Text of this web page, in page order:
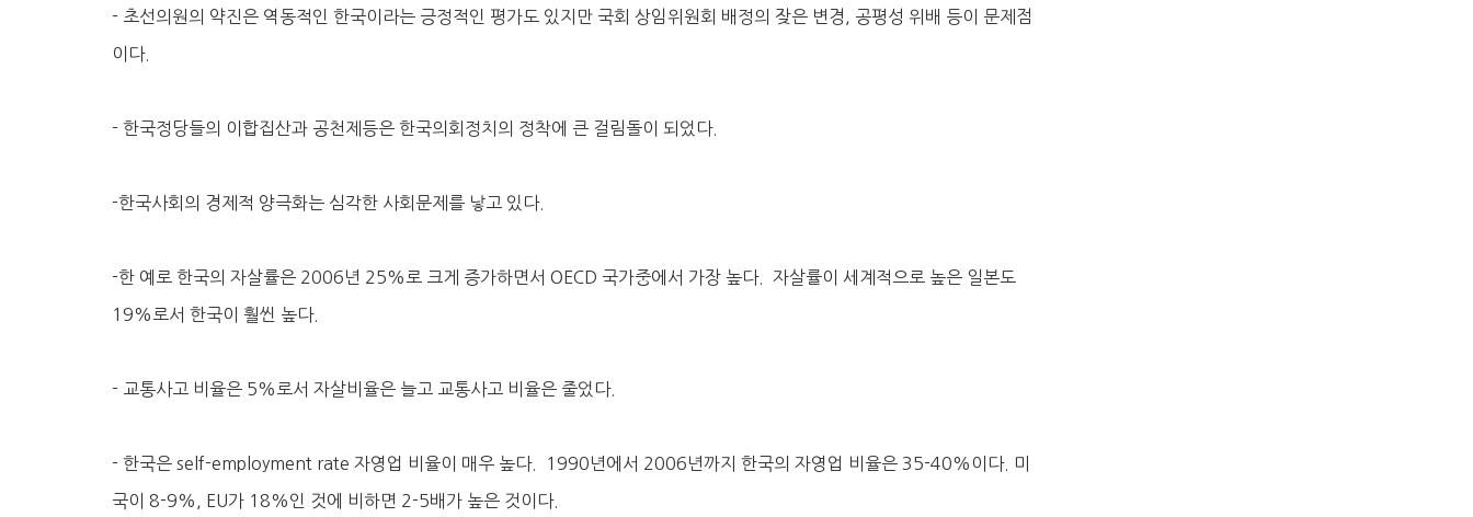
- 초선의원의 약진은 역동적인 한국이라는 긍정적인 평가도 있지만 국회 상임위원회 배정의 잦은 변경, 공평성 위배 등이 문제점
이다.
- 한국정당들의 이합집산과 공천제등은 한국의회정치의 정착에 큰 걸림돌이 되었다.
-한국사회의 경제적 양극화는 심각한 사회문제를 낳고 있다.
-한 예로 한국의 자살률은 2006년 25%로 크게 증가하면서 OECD 국가중에서 가장 높다. 자살률이 세계적으로 높은 일본도
19%로서 한국이 훨씬 높다.
- 교통사고 비율은 5%로서 자살비율은 늘고 교통사고 비율은 줄었다.
- 한국은 self-employment rate 자영업 비율이 매우 높다. 1990년에서 2006년까지 한국의 자영업 비율은 35-40%이다. 미
국이 8-9%, EU가 18%인 것에 비하면 2-5배가 높은 것이다.